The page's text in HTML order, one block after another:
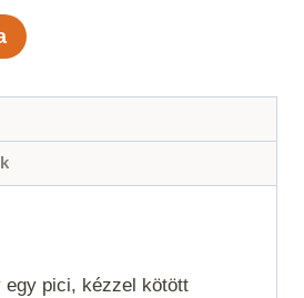
egy pici, kézzel kötött